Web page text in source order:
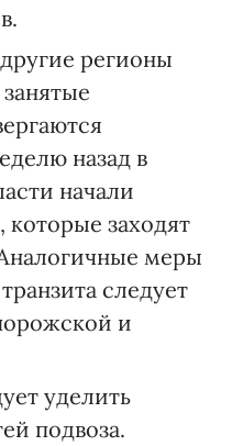
регионы
назад в
начали
которые заходят
меры
следует
и
уделить
подвоза.